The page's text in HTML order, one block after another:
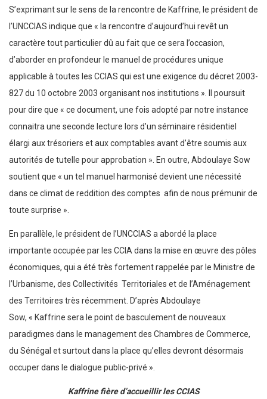
S’exprimant sur le sens de la rencontre de Kaffrine, le président de
l’UNCCIAS indique que « la rencontre d’aujourd’hui revêt un
caractère tout particulier dû au fait que ce sera l’occasion,
d’aborder en profondeur le manuel de procédures unique
applicable à toutes les CCIAS qui est une exigence du décret 2003-
827 du 10 octobre 2003 organisant nos institutions ». Il poursuit
pour dire que « ce document, une fois adopté par notre instance
connaitra une seconde lecture lors d’un séminaire résidentiel
élargi aux trésoriers et aux comptables avant d’être soumis aux
autorités de tutelle pour approbation ». En outre, Abdoulaye Sow
soutient que « un tel manuel harmonisé devient une nécessité
dans ce climat de reddition des comptes afin de nous prémunir de
toute surprise ».
En parallèle, le président de l’UNCCIAS a abordé la place
importante occupée par les CCIA dans la mise en œuvre des pôles
économiques, qui a été très fortement rappelée par le Ministre de
l’Urbanisme, des Collectivités Territoriales et de l’Aménagement
des Territoires très récemment. D’après Abdoulaye
Sow, « Kaffrine sera le point de basculement de nouveaux
paradigmes dans le management des Chambres de Commerce,
du Sénégal et surtout dans la place qu’elles devront désormais
occuper dans le dialogue public-privé ».
Kaffrine fière d’accueillir les CCIAS